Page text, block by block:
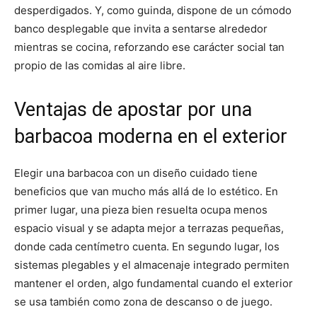
desperdigados. Y, como guinda, dispone de un cómodo
banco desplegable que invita a sentarse alrededor
mientras se cocina, reforzando ese carácter social tan
propio de las comidas al aire libre.
Ventajas de apostar por una
barbacoa moderna en el exterior
Elegir una barbacoa con un diseño cuidado tiene
beneficios que van mucho más allá de lo estético. En
primer lugar, una pieza bien resuelta ocupa menos
espacio visual y se adapta mejor a terrazas pequeñas,
donde cada centímetro cuenta. En segundo lugar, los
sistemas plegables y el almacenaje integrado permiten
mantener el orden, algo fundamental cuando el exterior
se usa también como zona de descanso o de juego.